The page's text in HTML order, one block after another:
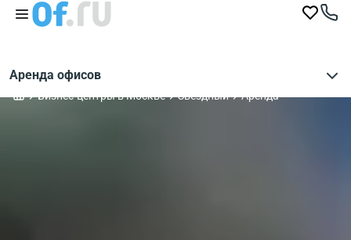
Аренда офисов
Бизнес-центры в Москве Звездный Аренда